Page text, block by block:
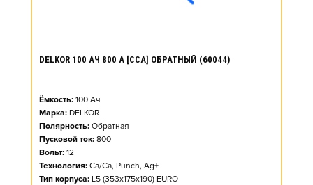
DELKOR 100 АЧ 800 А [CCA] ОБРАТНЫЙ (60044)
Ёмкость: 100 Ач
Марка: DELKOR
Полярность: Обратная
Пусковой ток: 800
Вольт: 12
Технология: Ca/Ca, Punch, Ag+
Тип корпуса: L5 (353x175x190) EURO